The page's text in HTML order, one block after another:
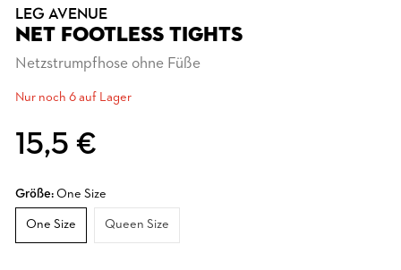
LEG AVENUE
NET FOOTLESS TIGHTS
Netzstrumpfhose ohne Füße
Nur noch 6 auf Lager
15,5 €
Größe: One Size
One Size Queen Size